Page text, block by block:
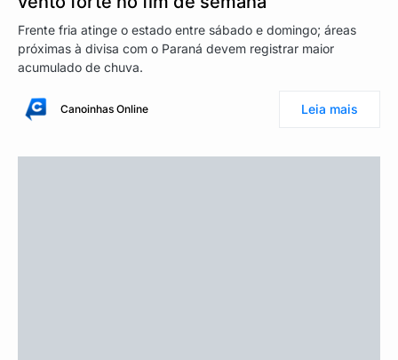
Frente fria atinge o estado entre sábado e domingo; áreas
próximas à divisa com o Paraná devem registrar maior
acumulado de chuva.
Canoinhas Online Leia mais